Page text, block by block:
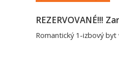
REZERVOVANÉ!!!
Romantický 1-izbový byt